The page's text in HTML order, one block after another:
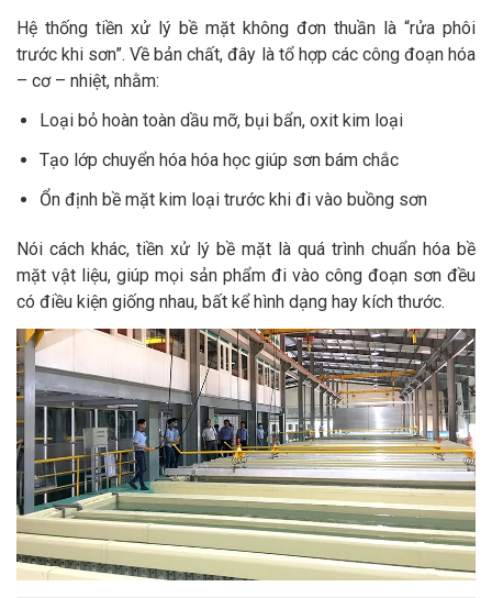
Hệ thống tiền xử lý bề mặt không đơn thuần là “rửa phôi
trước khi sơn”. Về bản chất, đây là tổ hợp các công đoạn hóa
– cơ – nhiệt, nhằm:
Loại bỏ hoàn toàn dầu mỡ, bụi bẩn, oxit kim loại
Tạo lớp chuyển hóa hóa học giúp sơn bám chắc
Ổn định bề mặt kim loại trước khi đi vào buồng sơn
Nói cách khác, tiền xử lý bề mặt là quá trình chuẩn hóa bề
mặt vật liệu, giúp mọi sản phẩm đi vào công đoạn sơn đều
có điều kiện giống nhau, bất kể hình dạng hay kích thước.